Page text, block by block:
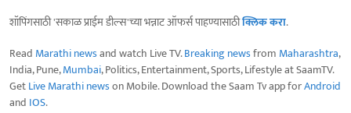
शॉपिंगसाठी 'सकाळ प्राईम डील्स'च्या भन्नाट ऑफर्स पाहण्यासाठीक्लिक करा.
Read Marathi newsand watch Live TV.Breaking newsfrom Maharashtra,
India, Pune,Mumbai, Politics, Entertainment, Sports, Lifestyle at SaamTV.
GetLive Marathi newson Mobile. Download the Saam Tv app forAndroid
and IOS.